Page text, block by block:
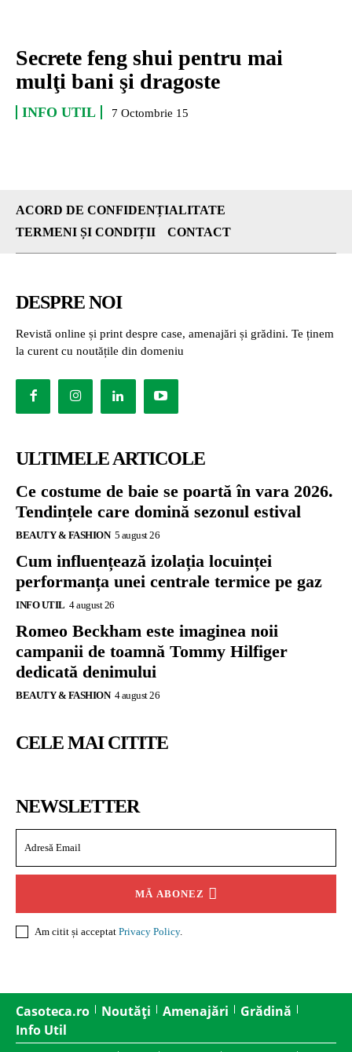
Secrete feng shui pentru mai
mulţi bani şi dragoste
INFO UTIL 7 Octombrie 15
ACORD DE CONFIDENȚIALITATE
TERMENI ȘI CONDIȚII
CONTACT
DESPRE NOI
Revistă online și print despre case, amenajări și grădini. Te ținem
la curent cu noutățile din domeniu
ULTIMELE ARTICOLE
Ce costume de baie se poartă în vara 2026.
Tendințele care domină sezonul estival
BEAUTY & FASHION 5 august 26
Cum influențează izolația locuinței
performanța unei centrale termice pe gaz
INFO UTIL 4 august 26
Romeo Beckham este imaginea noii
campanii de toamnă Tommy Hilfiger
dedicată denimului
BEAUTY & FASHION 4 august 26
CELE MAI CITITE
NEWSLETTER
MĂ ABONEZ
Am citit și acceptat Privacy Policy.
Casoteca.ro Noutăți Amenajări
Grădină
Info Util